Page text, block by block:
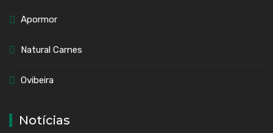
Apormor
Natural Carnes
Ovibeira
Notícias